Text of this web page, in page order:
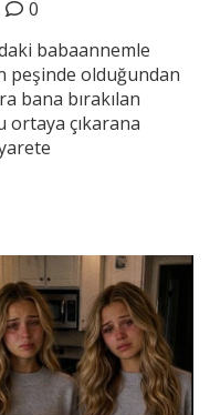
0
babaannemle
peşinde olduğundan
bana bırakılan
çıkarana